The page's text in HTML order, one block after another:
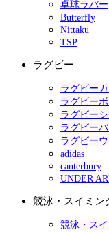
卓球ラバー
Butterfly
Nittaku
TSP
ラグビー
ラグビー
ラグビー
ラグビー
ラグビー
ラグビー
adidas
canterbury
UNDER
競泳・スイミン
競泳・ス